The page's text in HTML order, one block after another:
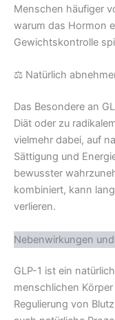
Menschen häufiger
warum das Hormon
Gewichtskontrolle
⚖️ Natürlich
Das Besondere an
Diät oder zu
vielmehr dabei, auf
Sättigung und
bewusster
kombiniert, kann
verlieren.
Nebenwirkungen
GLP-1 ist ein
menschlichen
Regulierung von